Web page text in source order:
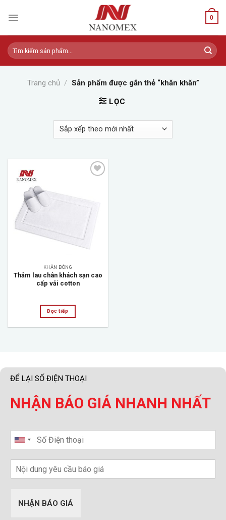
0
Tìm
kiếm:
Trang chủ / Sản phẩm được gắn thẻ “khăn khăn”
LỌC
wishlist
KHĂN BÔNG
Thảm lau chân khách sạn cao
cấp vải cotton
Đọc tiếp
ĐỂ LẠI SỐ ĐIỆN THOẠI
NHẬN BÁO GIÁ NHANH NHẤT
NHẬN BÁO GIÁ